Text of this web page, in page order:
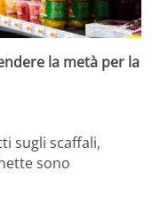
la metà per la
sugli scaffali,
sono